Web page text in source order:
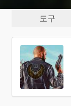
도구